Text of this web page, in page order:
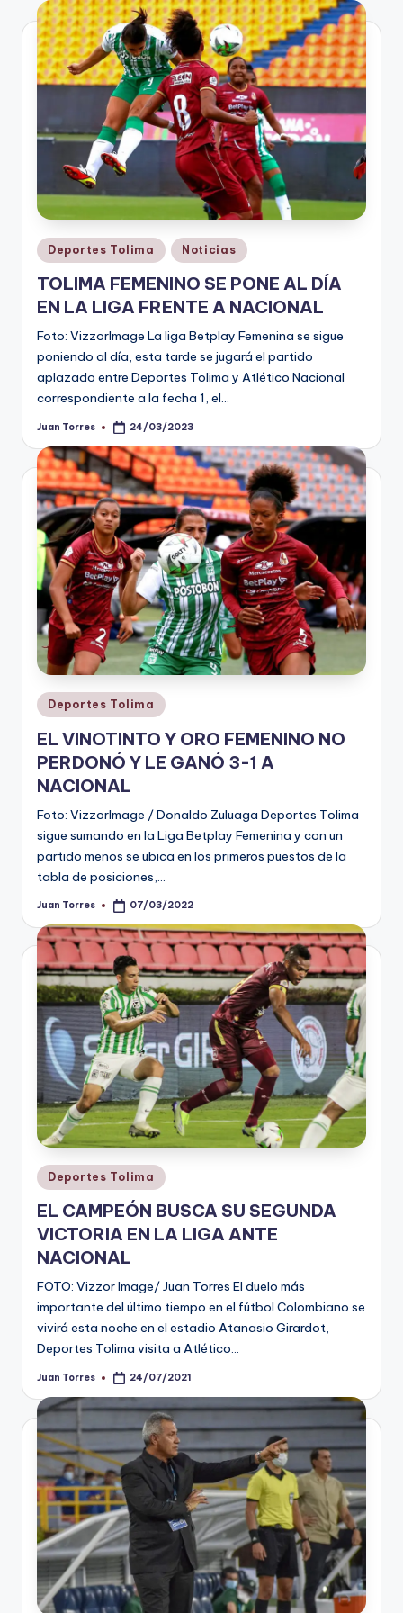
V
n
ti
t
o
Publicado
en
Deportes Tolima Noticias
TOLIMA FEMENINO SE PONE AL DÍA
EN LA LIGA FRENTE A NACIONAL
Foto: VizzorImage La liga Betplay Femenina se sigue
poniendo al día, esta tarde se jugará el partido
aplazado entre Deportes Tolima y Atlético Nacional
correspondiente a la fecha 1, el…
Publicado
Juan Torres 24/03/2023
Publicado
en
Deportes Tolima
EL VINOTINTO Y ORO FEMENINO NO
PERDONÓ Y LE GANÓ 3-1 A
NACIONAL
Foto: VizzorImage / Donaldo Zuluaga Deportes Tolima
sigue sumando en la Liga Betplay Femenina y con un
partido menos se ubica en los primeros puestos de la
tabla de posiciones,…
Publicado
Juan Torres 07/03/2022
Publicado
en
Deportes Tolima
EL CAMPEÓN BUSCA SU SEGUNDA
VICTORIA EN LA LIGA ANTE
NACIONAL
FOTO: Vizzor Image/ Juan Torres El duelo más
importante del último tiempo en el fútbol Colombiano se
vivirá esta noche en el estadio Atanasio Girardot,
Deportes Tolima visita a Atlético…
Publicado
Juan Torres 24/07/2021